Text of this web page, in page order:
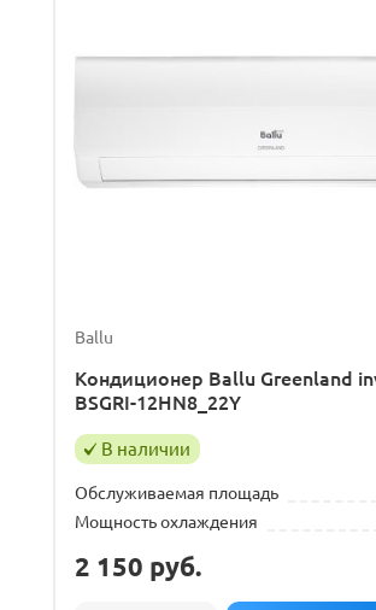
Ballu
Кондиционер Ballu Greenland
BSGRI-12HN8_22Y
В наличии
Обслуживаемая площадь
Мощность охлаждения
2 150 руб.